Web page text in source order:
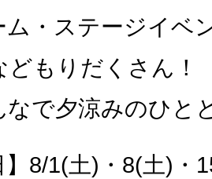
ム・ステージイベ
どもりだくさん！
なで夕涼みのひと
】8/1(土)・8(土)